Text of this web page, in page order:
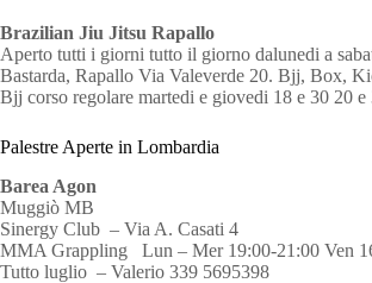
Brazilian Jiu Jitsu Rapallo
Aperto tutti i giorni tutto il giorno dalunedi a
Bastarda, Rapallo Via Valeverde 20. Bjj, Box,
Bjj corso regolare martedi e giovedi 18 e 30 20 e
Palestre Aperte in Lombardia
Barea Agon
Muggiò MB
Sinergy Club – Via A. Casati 4
MMA Grappling Lun – Mer 19:00-21:00 Ven
Tutto luglio – Valerio 339 5695398